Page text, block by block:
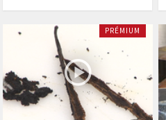
PRÉMIUM